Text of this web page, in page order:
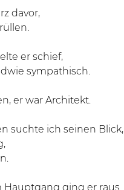
davor,
er schief,
sympathisch.
er war Architekt.
suchte ich seinen Blick,
Hauptgang ging er raus